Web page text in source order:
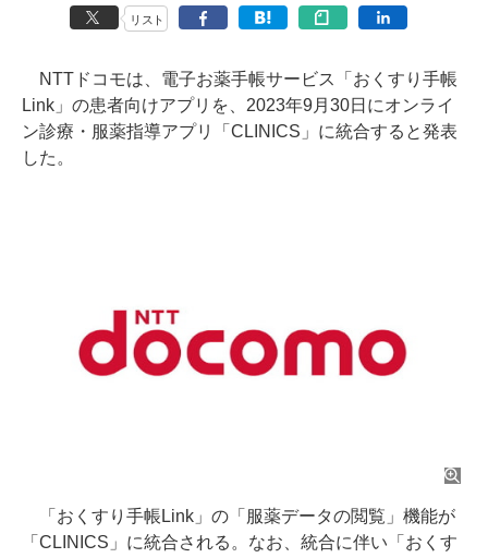
リスト
NTTドコモは、電子お薬手帳サービス「おくすり手帳
Link」の患者向けアプリを、2023年9月30日にオンライ
ン診療・服薬指導アプリ「CLINICS」に統合すると発表
した。
「おくすり手帳Link」の「服薬データの閲覧」機能が
「CLINICS」に統合される。なお、統合に伴い「おくす